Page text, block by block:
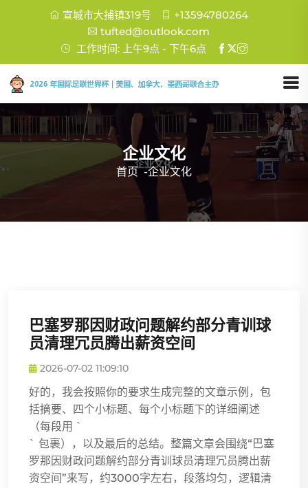
宣城市大捕镇319号
+13594780264
tufted@outlook.com
工作时间: 上午9点 - 下午6点
企业文化
首页 -企业文化
巴塞罗那因财政问题解约部分青训球
员清理冗员腾出薪资空间
2026-07-02 11:09:10
好的，我会按照你的要求生成完整的文章示例，包
括摘要、四个小标题、每个小标题下的详细阐述
（每段用 `
` 包裹），以及最后的总结。整篇文章会围绕“巴塞
罗那因财政问题解约部分青训球员清理冗员腾出薪
资空间”来写，约3000字左右，段落均匀，逻辑清